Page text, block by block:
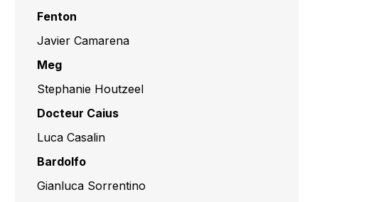
Fenton
Javier Camarena
Meg
Stephanie Houtzeel
Docteur Caius
Luca Casalin
Bardolfo
Gianluca Sorrentino